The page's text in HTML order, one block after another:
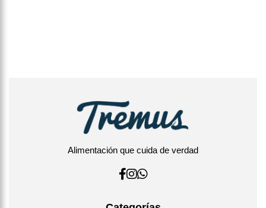
Alimentación que cuida de verdad